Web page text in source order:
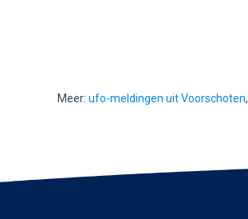
Meer: ufo-meldingen uit Voorschoten,